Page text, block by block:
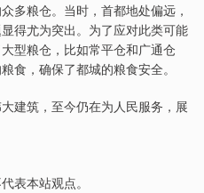
多粮仓。当时，首都地处偏远，
得尤为突出。为了应对此类可能
型粮仓，比如常平仓和广通仓
食，确保了都城的粮食安全。
建筑，至今仍在为人民服务，展
表本站观点。